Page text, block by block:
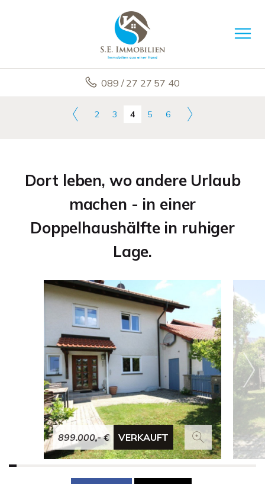
089 / 27 27 57 40
2 3 4 5 6
Dort leben, wo andere Urlaub
machen - in einer
Doppelhaushälfte in ruhiger
Lage.
899.000,- € VERKAUFT